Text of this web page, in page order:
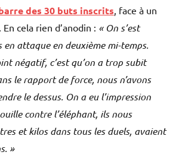
des 30 buts inscrits , face à un
cela rien d’anodin : « On s’est
en attaque en deuxième mi-temps.
négatif, c’est qu’on a trop subit
le rapport de force, nous n’avons
le dessus. On a eu l’impression
contre l’éléphant, ils nous
et kilos dans tous les duels, avaient
»